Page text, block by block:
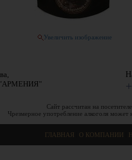
Увеличить изображение
"АРМЕНИЯ"
Сайт рассчитан на
Чрезмерное употребление алкоголя
ГЛАВНАЯ О КОМПАНИИ